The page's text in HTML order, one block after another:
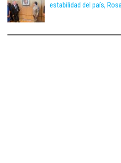
estabilidad del país,